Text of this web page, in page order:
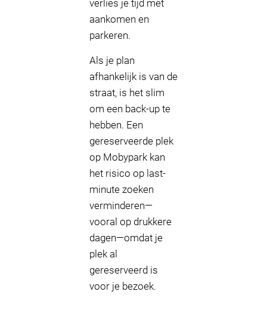
verlies je tijd met
aankomen en
parkeren.
Als je plan
afhankelijk is van de
straat, is het slim
om een back-up te
hebben. Een
gereserveerde plek
op Mobypark kan
het risico op last-
minute zoeken
verminderen—
vooral op drukkere
dagen—omdat je
plek al
gereserveerd is
voor je bezoek.